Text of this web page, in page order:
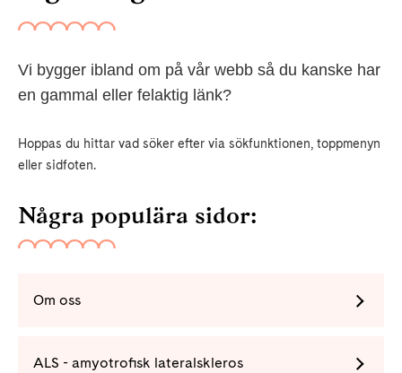
Vi bygger ibland om på vår webb så du kanske har
en gammal eller felaktig länk?
Hoppas du hittar vad söker efter via sökfunktionen, toppmenyn
eller sidfoten.
Några populära sidor:
Om oss
ALS - amyotrofisk lateralskleros